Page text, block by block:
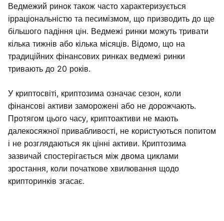
Ведмежий ринок також часто характеризується
ірраціональністю та песимізмом, що призводить до ще
більшого падіння цін. Ведмежі ринки можуть тривати
кілька тижнів або кілька місяців. Відомо, що на
традиційних фінансових ринках ведмежі ринки
тривають до 20 років.
У криптосвіті, криптозима означає сезон, коли
фінансові активи заморожені або не дорожчають.
Протягом цього часу, криптоактиви не мають
далекосяжної привабливості, не користуються попитом
і не розглядаються як цінні активи. Криптозима
зазвичай спостерігається між двома циклами
зростання, коли початкове хвилювання щодо
крипторинків згасає.